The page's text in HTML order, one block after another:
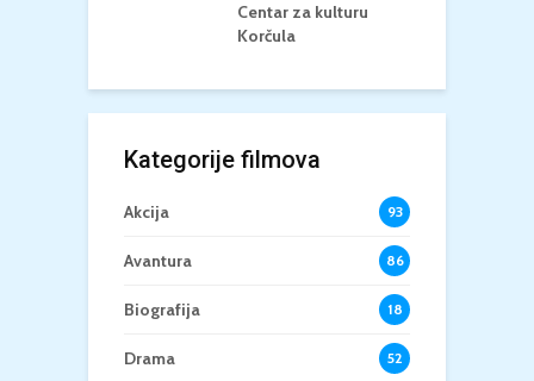
Centar za kulturu
Korčula
Kategorije filmova
Akcija 93
Avantura 86
Biografija 18
Drama 52